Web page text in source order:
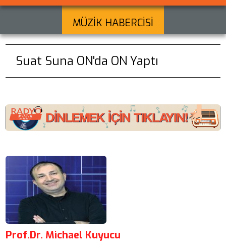
MÜZİK HABERCİSİ
Suat Suna ON'da ON Yaptı
Prof.Dr. Michael Kuyucu